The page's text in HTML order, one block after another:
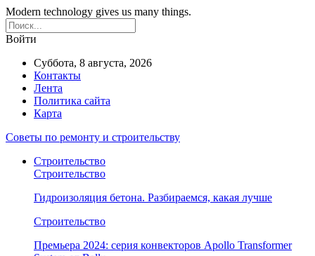
Modern technology gives us many things.
Войти
Суббота, 8 августа, 2026
Контакты
Лента
Политика сайта
Карта
Советы по ремонту и строительству
Строительство
Строительство
Гидроизоляция бетона. Разбираемся, какая лучше
Строительство
Премьера 2024: серия конвекторов Apollo Transformer